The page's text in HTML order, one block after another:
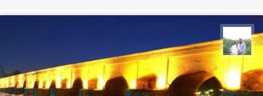
مهرداد زینلیان